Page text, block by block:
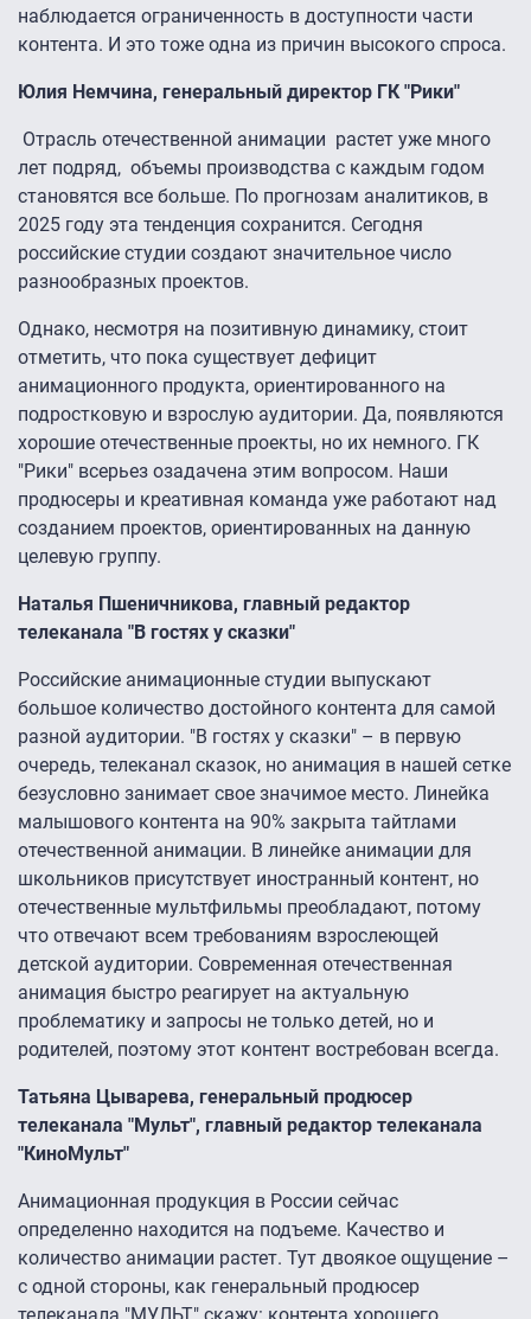
наблюдается ограниченность в доступности части
контента. И это тоже одна из причин высокого спроса.
Юлия Немчина, генеральный директор ГК "Рики"
Отрасль отечественной анимации растет уже много
лет подряд, объемы производства с каждым годом
становятся все больше. По прогнозам аналитиков, в
2025 году эта тенденция сохранится. Сегодня
российские студии создают значительное число
разнообразных проектов.
Однако, несмотря на позитивную динамику, стоит
отметить, что пока существует дефицит
анимационного продукта, ориентированного на
подростковую и взрослую аудитории. Да, появляются
хорошие отечественные проекты, но их немного. ГК
"Рики" всерьез озадачена этим вопросом. Наши
продюсеры и креативная команда уже работают над
созданием проектов, ориентированных на данную
целевую группу.
Наталья Пшеничникова, главный редактор
телеканала "В гостях у сказки"
Российские анимационные студии выпускают
большое количество достойного контента для самой
разной аудитории. "В гостях у сказки" – в первую
очередь, телеканал сказок, но анимация в нашей сетке
безусловно занимает свое значимое место. Линейка
малышового контента на 90% закрыта тайтлами
отечественной анимации. В линейке анимации для
школьников присутствует иностранный контент, но
отечественные мультфильмы преобладают, потому
что отвечают всем требованиям взрослеющей
детской аудитории. Современная отечественная
анимация быстро реагирует на актуальную
проблематику и запросы не только детей, но и
родителей, поэтому этот контент востребован всегда.
Татьяна Цыварева, генеральный продюсер
телеканала "Мульт", главный редактор телеканала
"КиноМульт"
Анимационная продукция в России сейчас
определенно находится на подъеме. Качество и
количество анимации растет. Тут двоякое ощущение –
с одной стороны, как генеральный продюсер